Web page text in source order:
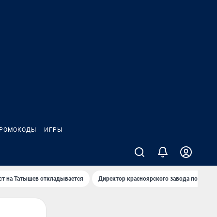
ИГРЫ
на Татышев откладывается Директор красноярского завода под